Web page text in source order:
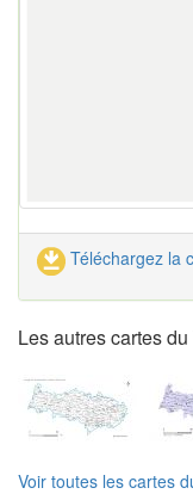
Téléchargez la
Les autres cartes
Voir toutes les cartes